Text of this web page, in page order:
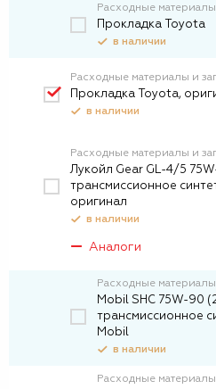
Расходные
Прокладка Toyota
в наличии
Расходные материалы и
Прокладка Toyota,
в наличии
Расходные материалы и
Лукойл Gear GL-4/5
трансмиссионное
оригинал
в наличии
Аналоги
Расходные
Mobil SHC 75W-90
трансмиссионное
Mobil
в наличии
Расходные